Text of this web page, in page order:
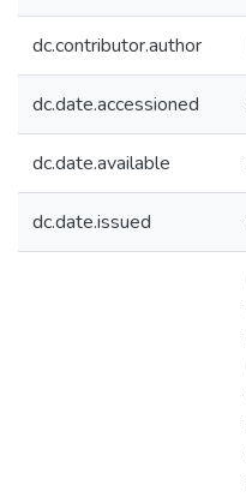
dc.contributor.author
dc.date.accessioned
dc.date.available
dc.date.issued